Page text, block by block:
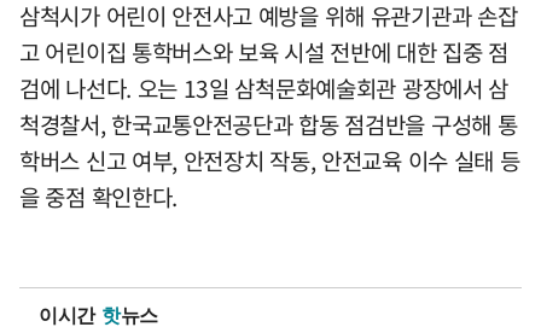
삼척시가 어린이 안전사고 예방을 위해 유관기관과 손잡
고 어린이집 통학버스와 보육 시설 전반에 대한 집중 점
검에 나선다. 오는 13일 삼척문화예술회관 광장에서 삼
척경찰서, 한국교통안전공단과 합동 점검반을 구성해 통
학버스 신고 여부, 안전장치 작동, 안전교육 이수 실태 등
을 중점 확인한다.
이시간 핫뉴스